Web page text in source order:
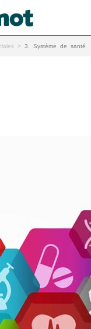
> 3. Système de santé